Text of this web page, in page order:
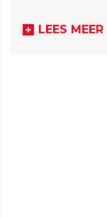
LEES MEER